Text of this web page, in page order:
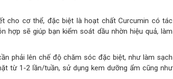
cho cơ thể, đặc biệt là hoạt chất Curcumin có tác
hợp sẽ giúp bạn kiểm soát dầu nhờn hiệu quả, làm
phải lên chế độ chăm sóc đặc biệt, như làm sạch
từ 1-2 lần/tuần, sử dụng kem dưỡng ẩm cũng như